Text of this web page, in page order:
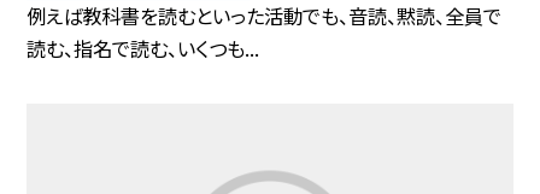
例えば教科書を読むといった活動でも、音読、黙読、全員で
読む、指名で読む、いくつも...